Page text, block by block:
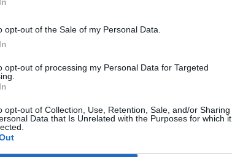
opt-out of the Sale of my Personal Data.
opt-out of processing my Personal Data for Targeted
opt-out of Collection, Use, Retention, Sale, and/or Sharing
Data that Is Unrelated with the Purposes for which it
της θεματικής
Γεωλογίας ΑΠΘ